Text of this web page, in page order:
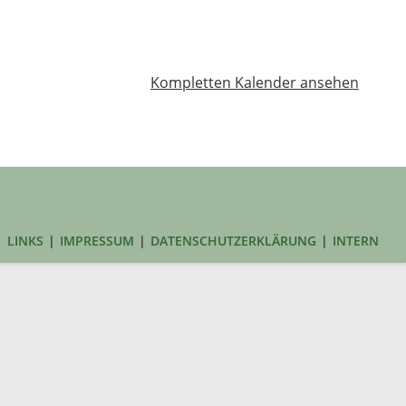
Kompletten Kalender ansehen
LINKS IMPRESSUM DATENSCHUTZERKLÄRUNG INTERN